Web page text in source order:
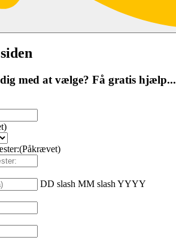
med at vælge? Få gratis hjælp...
(Påkrævet)
DD slash MM slash YYYY